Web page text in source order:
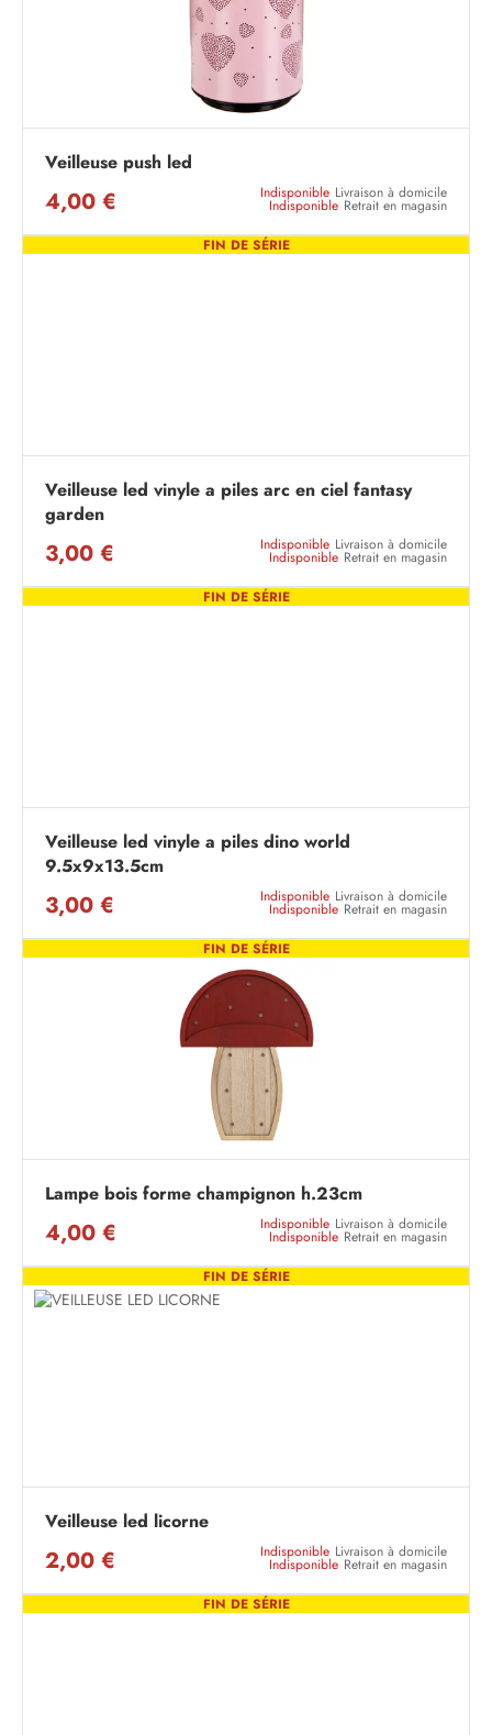
Veilleuse push led
4,00 € Indisponible Livraison à domicile
Indisponible Retrait en magasin
FIN DE SÉRIE
Veilleuse led vinyle a piles arc en ciel fantasy
garden
3,00 € Indisponible Livraison à domicile
Indisponible Retrait en magasin
FIN DE SÉRIE
Veilleuse led vinyle a piles dino world
9.5x9x13.5cm
3,00 € Indisponible Livraison à domicile
Indisponible Retrait en magasin
FIN DE SÉRIE
Lampe bois forme champignon h.23cm
4,00 € Indisponible Livraison à domicile
Indisponible Retrait en magasin
FIN DE SÉRIE
Veilleuse led licorne
2,00 € Indisponible Livraison à domicile
Indisponible Retrait en magasin
FIN DE SÉRIE